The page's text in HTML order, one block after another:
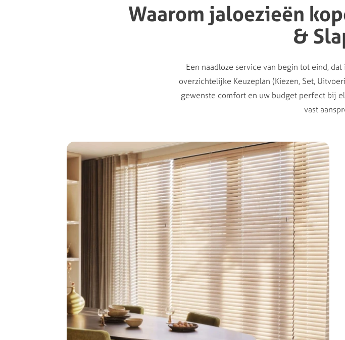
Waarom jaloezieën
&
Een naadloze service van begin tot eind,
overzichtelijke Keuzeplan (Kiezen, Set,
gewenste comfort en uw budget perfect bij
vast